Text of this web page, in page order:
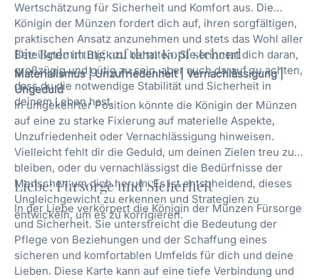
Wertschätzung für Sicherheit und Komfort aus. Die
Königin der Münzen fordert dich auf, ihren sorgfältigen,
praktischen Ansatz anzunehmen und stets das Wohl aller
Beteiligten im Blick zu behalten. Sie erinnert dich daran,
großzügig und gütig zu sein, aber auch darauf zu achten,
dass du die notwendige Stabilität und Sicherheit in
deinem Leben hast.
Die Bedeutung auf dem Kopf stehend
Materialismus | Unzufriedenheit | Vernachlässigung |
Ungeduld
In umgekehrter Position könnte die Königin der Münzen
auf eine zu starke Fixierung auf materielle Aspekte,
Unzufriedenheit oder Vernachlässigung hinweisen.
Vielleicht fehlt dir die Geduld, um deinen Zielen treu zu
bleiben, oder du vernachlässigst die Bedürfnisse der
Menschen um dich herum. Es ist entscheidend, dieses
Ungleichgewicht zu erkennen und Strategien zu
entwickeln, um es zu korrigieren.
Liebe: Fürsorge und Sicherheit
In der Liebe verkörpert die Königin der Münzen Fürsorge
und Sicherheit. Sie unterstreicht die Bedeutung der
Pflege von Beziehungen und der Schaffung eines
sicheren und komfortablen Umfelds für dich und deine
Lieben. Diese Karte kann auf eine tiefe Verbindung und